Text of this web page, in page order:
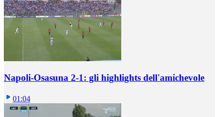
Napoli-Osasuna 2-1: gli highlights dell'amichevole
01:04